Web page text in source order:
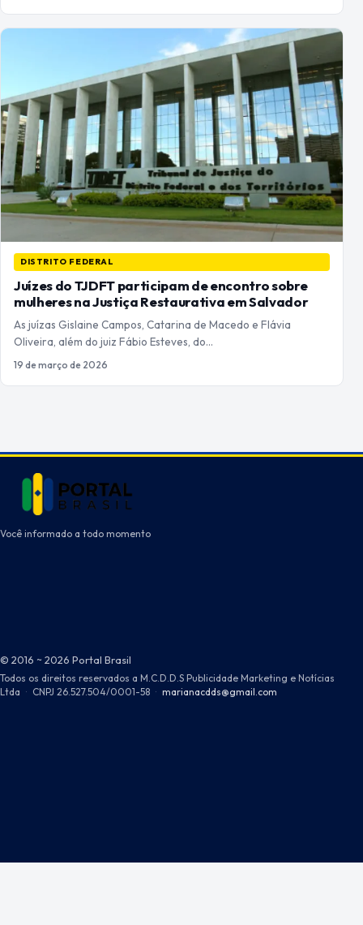
DISTRITO FEDERAL
Juízes do TJDFT participam de encontro sobre
mulheres na Justiça Restaurativa em Salvador
As juízas Gislaine Campos, Catarina de Macedo e Flávia
Oliveira, além do juiz Fábio Esteves, do…
19 de março de 2026
Você informado a todo momento
© 2016 ~ 2026 Portal Brasil
Todos os direitos reservados a M.C.D.D.S Publicidade Marketing e Notícias
Ltda · CNPJ 26.527.504/0001-58 · marianacdds@gmail.com